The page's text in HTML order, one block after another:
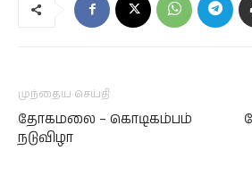
முந்தைய செய்தி
தோகமலை – கொடிகம்பம்
நடுவிழா